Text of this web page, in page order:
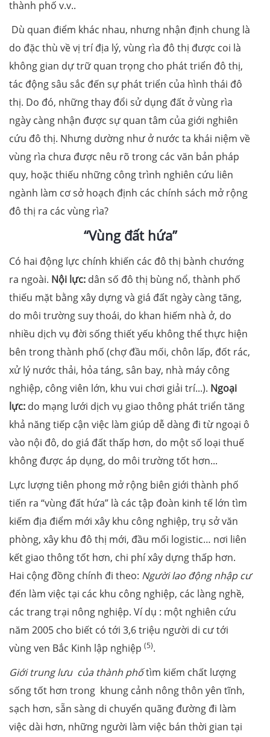
thành phố v.v..
Dù quan điểm khác nhau, nhưng nhận định chung là
do đặc thù về vị trí địa lý, vùng rìa đô thị được coi là
không gian dự trữ quan trọng cho phát triển đô thị,
tác động sâu sắc đến sự phát triển của hình thái đô
thị. Do đó, những thay đổi sử dụng đất ở vùng rìa
ngày càng nhận được sự quan tâm của giới nghiên
cứu đô thị. Nhưng dường như ở nước ta khái niệm về
vùng rìa chưa được nêu rõ trong các văn bản pháp
quy, hoặc thiếu những công trình nghiên cứu liên
ngành làm cơ sở hoạch định các chính sách mở rộng
đô thị ra các vùng rìa?
“Vùng đất hứa”
Có hai động lực chính khiến các đô thị bành chướng
ra ngoài. Nội lực: dân số đô thị bùng nổ, thành phố
thiếu mặt bằng xây dựng và giá đất ngày càng tăng,
do môi trường suy thoái, do khan hiếm nhà ở, do
nhiều dịch vụ đời sống thiết yếu không thể thực hiện
bên trong thành phố (chợ đầu mối, chôn lấp, đốt rác,
xử lý nước thải, hỏa táng, sân bay, nhà máy công
nghiệp, công viên lớn, khu vui chơi giải trí...). Ngoại
lực: do mạng lưới dịch vụ giao thông phát triển tăng
khả năng tiếp cận việc làm giúp dễ dàng đi từ ngoại ô
vào nội đô, do giá đất thấp hơn, do một số loại thuế
không được áp dụng, do môi trường tốt hơn...
Lực lượng tiên phong mở rộng biên giới thành phố
tiến ra “vùng đất hứa” là các tập đoàn kinh tế lớn tìm
kiếm địa điểm mới xây khu công nghiệp, trụ sở văn
phòng, xây khu đô thị mới, đầu mối logistic… nơi liên
kết giao thông tốt hơn, chi phí xây dựng thấp hơn.
Hai cộng đồng chính đi theo: Người lao động nhập cư
đến làm việc tại các khu công nghiệp, các làng nghề,
các trang trại nông nghiệp. Ví dụ : một nghiên cứu
năm 2005 cho biết có tới 3,6 triệu người di cư tới
vùng ven Bắc Kinh lập nghiệp (5).
Giới trung lưucủa thành phốtìm kiếm chất lượng
sống tốt hơn trong khung cảnh nông thôn yên tĩnh,
sạch hơn, sẵn sàng di chuyển quãng đường đi làm
việc dài hơn, những người làm việc bán thời gian tại